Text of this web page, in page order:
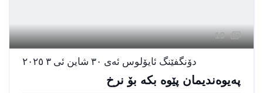
19
دۆنگفێنگ ئایۆلوس ئەی ٣٠ شاین ئی ٣ ٢٠٢٥
پەیوەندیمان پێوە بکە بۆ نرخ